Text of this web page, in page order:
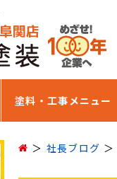
塗料・工事メニュー
社長ブログ